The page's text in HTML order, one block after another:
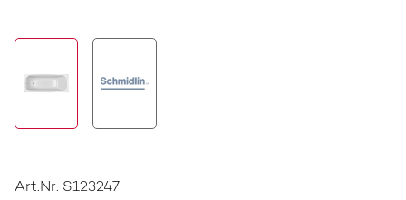
Art.Nr. S123247